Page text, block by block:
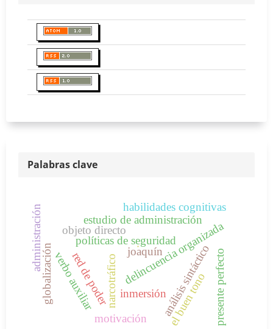
Palabras clave
.
narcotráficodelincuencia organizada
políticas de seguridad
red de poder joaquínanálisis sintácticopresente perfecto
verbo auxiliar
objeto directo
globalización
administración estudio de administración
motivación
inmersión
habilidades cognitivas
el buen tono